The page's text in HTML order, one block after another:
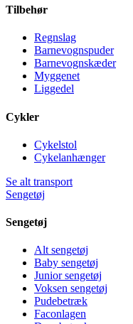
Tilbehør
Regnslag
Barnevognspuder
Barnevognskæder
Myggenet
Liggedel
Cykler
Cykelstol
Cykelanhænger
Se alt transport
Sengetøj
Sengetøj
Alt sengetøj
Baby sengetøj
Junior sengetøj
Voksen sengetøj
Pudebetræk
Faconlagen